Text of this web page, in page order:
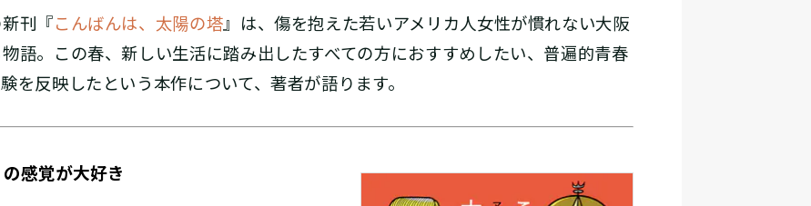
刊『こんばんは、太陽の塔』は、傷を抱えた若いアメリカ人女性が慣れない大阪
語。この春、新しい生活に踏み出したすべての方におすすめしたい、普遍的青春
を反映したという本作について、著者が語ります。
感覚が大好き